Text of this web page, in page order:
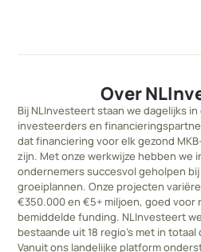
Over
Bij NLInvesteert staan we dagelijks
investeerders en
dat financiering voor elk gezond
zijn. Met onze werkwijze hebben we
ondernemers succesvol geholpen
groeiplannen. Onze projecten
€350.000 en €5+ miljoen, goed voor
bemiddelde funding. NLInvesteert
bestaande uit 18 regio’s met in
Vanuit ons landelijke platform